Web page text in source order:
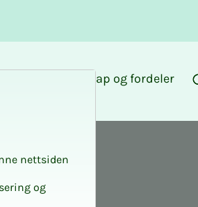
Medlemskap og fordeler
nettsiden
og